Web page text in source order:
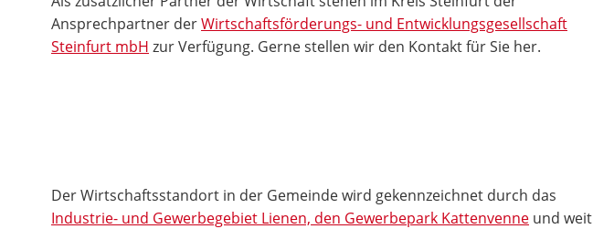
Ansprechpartner derWirtschaftsförderungs- und Entwicklungsgesellschaft
Steinfurt mbH zur Verfügung. Gerne stellen wir den Kontakt für Sie her.
Der Wirtschaftsstandort in der Gemeinde wird gekennzeichnet durch das
Industrie- und Gewerbegebiet Lienen, den Gewerbepark Kattenvenne und weit